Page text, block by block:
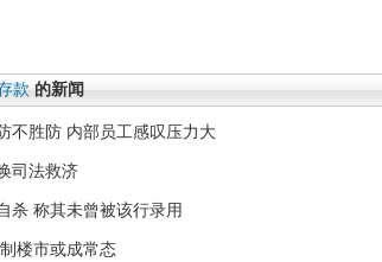
款 的新闻
不胜防 内部员工感叹压力大
司法救济
杀 称其未曾被该行录用
楼市或成常态